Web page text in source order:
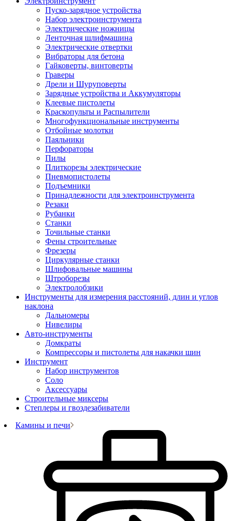
Пуско-зарядное устройства
Набор электроинструмента
Электрические ножницы
Ленточная шлифмашина
Электрические отвертки
Вибраторы для бетона
Гайковерты, винтоверты
Граверы
Дрели и Шуруповерты
Зарядные устройства и Аккумуляторы
Клеевые пистолеты
Краскопульты и Распылители
Многофункциональные инструменты
Отбойные молотки
Паяльники
Перфораторы
Пилы
Плиткорезы электрические
Пневмопистолеты
Подъемники
Принадлежности для электроинструмента
Резаки
Рубанки
Станки
Точильные станки
Фены строительные
Фрезеры
Циркулярные станки
Шлифовальные машины
Штроборезы
Электролобзики
Инструменты для измерения расстояний, длин и углов
наклона
Дальномеры
Нивелиры
Авто-инструменты
Домкраты
Компрессоры и пистолеты для накачки шин
Инструмент
Набор инструментов
Соло
Аксессуары
Строительные миксеры
Степлеры и гвоздезабиватели
Камины и печи